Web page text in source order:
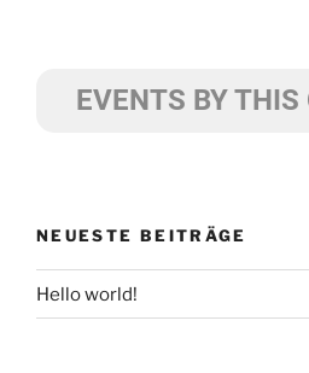
EVENTS BY THIS
NEUESTE BEITRÄGE
Hello world!